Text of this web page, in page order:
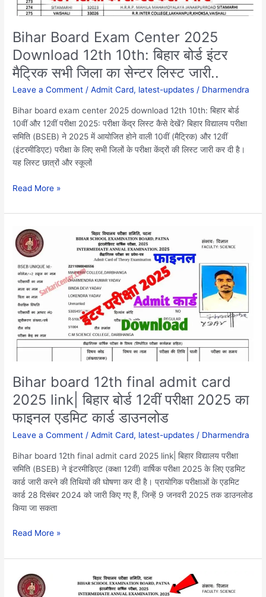
Bihar Board Exam Center 2025
Download 12th 10th: बिहार बोर्ड इंटर
मैट्रिक सभी जिला का सेन्टर लिस्ट जारी..
Leave a Comment /Admit Card, latest-updates / Dharmendra
Bihar board exam center 2025 download 12th 10th: बिहार बोर्ड
10वीं और 12वीं परीक्षा 2025: परीक्षा केंद्र लिस्ट कैसे देखें? बिहार विद्यालय परीक्षा
समिति (BSEB) ने 2025 में आयोजित होने वाली 10वीं (मैट्रिक) और 12वीं
(इंटरमीडिएट) परीक्षा के लिए सभी जिलों के परीक्षा केंद्रों की लिस्ट जारी कर दी है।
यह लिस्ट छात्रों और स्कूलों
बोर्ड
इंटर
मैट्रिक
सभी
जिला
का
सेन्टर
लिस्ट
जारी..
Read More »
Bihar board 12th final admit card
2025 link| बिहार बोर्ड 12वीं परीक्षा 2025 का
फाइनल एडमिट कार्ड डाउनलोड
Leave a Comment /Admit Card, latest-updates / Dharmendra
Bihar board 12th final admit card 2025 link| बिहार विद्यालय परीक्षा
समिति (BSEB) ने इंटरमीडिएट (कक्षा 12वीं) वार्षिक परीक्षा 2025 के लिए एडमिट
कार्ड जारी करने की तिथियों की घोषणा कर दी है। प्रायोगिक परीक्षाओं के एडमिट
कार्ड 28 दिसंबर 2024 को जारी किए गए हैं, जिन्हें 9 जनवरी 2025 तक डाउनलोड
किया जा सकता
Bihar
board
12th
final
admit
card
2025
link|
बिहार
बोर्ड
12वीं
परीक्षा
2025
का
फाइनल
एडमिट
कार्ड
डाउनलोड
Read More »
Bihar
Board